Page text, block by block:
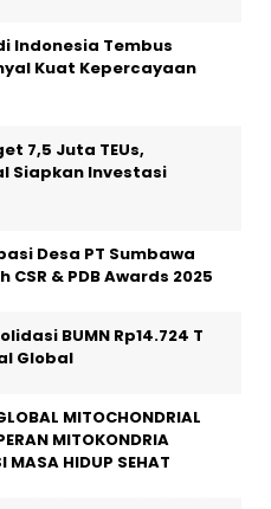
Indonesia Tembus
Kuat Kepercayaan
7,5 Juta TEUs,
Siapkan Investasi
Desa PT Sumbawa
CSR & PDB Awards 2025
BUMN Rp14.724 T
Global
MITOCHONDRIAL
MITOKONDRIA
MASA HIDUP SEHAT